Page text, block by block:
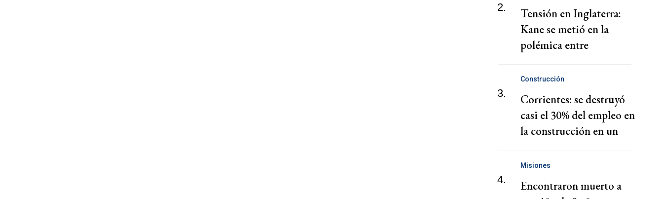
2.
Tensión en Inglaterra:
Kane se metió en la
polémica entre
3.
Construcción
Corrientes: se destruyó
casi el 30% del empleo en
la construcción en un
4.
Misiones
Encontraron muerto a